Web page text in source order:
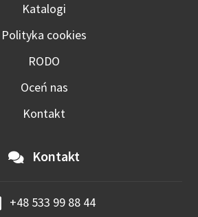
Katalogi
Polityka cookies
RODO
Oceń nas
Kontakt
Kontakt
+48 533 99 88 44